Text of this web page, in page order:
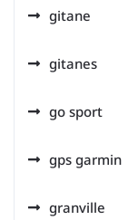
gitane
gitanes
go sport
gps garmin
granville